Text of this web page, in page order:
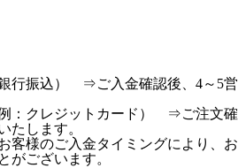
行振込） ⇒ご入金確認後、4～5営
例：クレジットカード） ⇒ご注文確
たします。
客様のご入金タイミングにより、お
がございます。